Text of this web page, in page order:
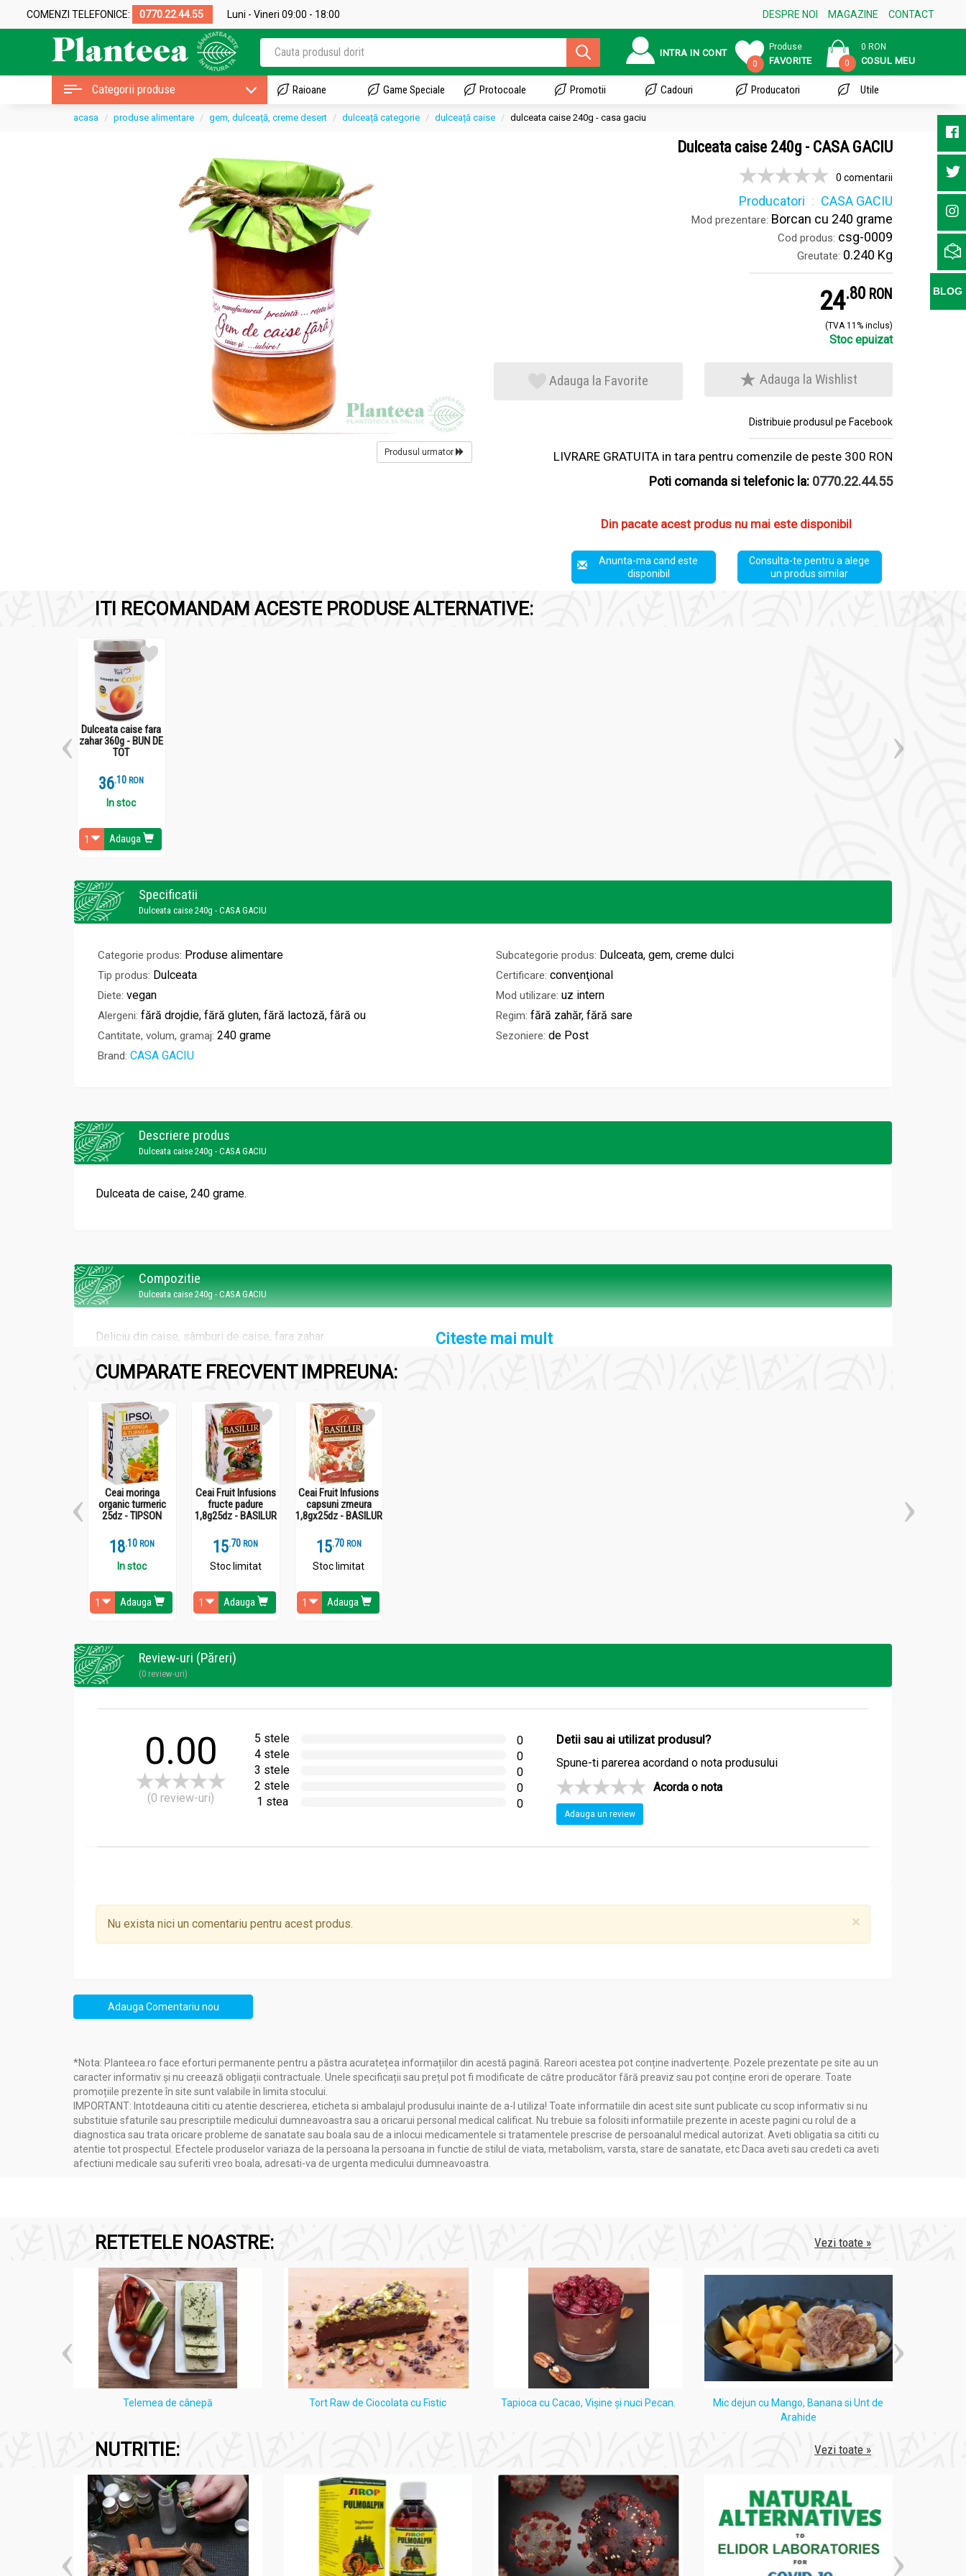
COMENZI TELEFONICE: 0770.22.44.55 Luni - Vineri 09:00 - 18:00 DESPRE NOI MAGAZINE CONTACT
INTRA IN CONT
0
Produse
FAVORITE 0
0 RON
COSUL MEU
Categorii produse Raioane Game Speciale Protocoale Promotii Cadouri Producatori Utile
acasa produse alimentare gem, dulceață, creme desert dulceață categorie dulceață caise dulceata caise 240g - casa gaciu
Produsul urmator
Dulceata caise 240g - CASA GACIU
0 comentarii
Producatori CASA GACIU
Mod prezentare: Borcan cu 240 grame
Cod produs: csg-0009
Greutate: 0.240 Kg
24.8 RON
(TVA 11% inclus)
Stoc epuizat
Adauga la Favorite Adauga la Wishlist
Distribuie produsul pe Facebook
LIVRARE GRATUITA in tara pentru comenzile de peste 300 RON
Poti comanda si telefonic la: 0770.22.44.55
Din pacate acest produs nu mai este disponibil
Anunta-ma cand este
disponibil
Consulta-te pentru a alege
un produs similar
ITI RECOMANDAM ACESTE PRODUSE ALTERNATIVE:
Dulceata caise fara
zahar 360g - BUN DE
TOT
36.1 RON
In stoc
Adauga
Specificatii
Dulceata caise 240g - CASA GACIU
Categorie produs: Produse alimentare Subcategorie produs: Dulceata, gem, creme dulci
Tip produs: Dulceata Certificare: convenţional
Diete: vegan Mod utilizare: uz intern
Alergeni: fără drojdie, fără gluten, fără lactoză, fără ou Regim: fără zahăr, fără sare
Cantitate, volum, gramaj: 240 grame Sezoniere: de Post
Brand: CASA GACIU
Descriere produs
Dulceata caise 240g - CASA GACIU
Dulceata de caise, 240 grame.
Compozitie
Dulceata caise 240g - CASA GACIU
Deliciu din caise, sâmburi de caise, fara zahar.
Recomandari
Dulceata caise 240g - CASA GACIU
Dupa deschidere a se pastra cu grija la rece.
Administrare
Citeste mai mult
CUMPARATE FRECVENT IMPREUNA:
Ceai moringa
organic turmeric
25dz - TIPSON
18.1 RON
In stoc
Adauga
Ceai Fruit Infusions
fructe padure
1,8g25dz - BASILUR
15.7 RON
Stoc limitat
Adauga
Ceai Fruit Infusions
capsuni zmeura
1,8gx25dz - BASILUR
15.7 RON
Stoc limitat
Adauga
Review-uri (Păreri)
(0 review-uri)
0.00
(0 review-uri)
5 stele
0
4 stele
0
3 stele
0
2 stele
0
1 stea
0
Detii sau ai utilizat produsul?
Spune-ti parerea acordand o nota produsului
Acorda o nota
Adauga un review
×
Nu exista nici un comentariu pentru acest produs.
Adauga Comentariu nou
*Nota: Planteea.ro face eforturi permanente pentru a păstra acuratețea informațiilor din acestă pagină. Rareori acestea pot conține inadvertențe. Pozele prezentate pe site au un
caracter informativ și nu creează obligații contractuale. Unele specificații sau prețul pot fi modificate de către producător fără preaviz sau pot conține erori de operare. Toate
promoțiile prezente în site sunt valabile în limita stocului.
IMPORTANT: Intotdeauna cititi cu atentie descrierea, eticheta si ambalajul produsului inainte de a-l utiliza! Toate informatiile din acest site sunt publicate cu scop informativ si nu
substituie sfaturile sau prescriptiile medicului dumneavoastra sau a oricarui personal medical calificat. Nu trebuie sa folositi informatiile prezente in aceste pagini cu rolul de a
diagnostica sau trata oricare probleme de sanatate sau boala sau de a inlocui medicamentele si tratamentele prescrise de persoanalul medical autorizat. Aveti obligatia sa cititi cu
atentie tot prospectul. Efectele produselor variaza de la persoana la persoana in functie de stilul de viata, metabolism, varsta, stare de sanatate, etc Daca aveti sau credeti ca aveti
afectiuni medicale sau suferiti vreo boala, adresati-va de urgenta medicului dumneavoastra.
RETETELE NOASTRE: Vezi toate »
Telemea de cânepă Tort Raw de Ciocolata cu Fistic Tapioca cu Cacao, Vişine şi nuci Pecan.
Mic dejun cu Mango, Banana si Unt de
Arahide
NUTRITIE: Vezi toate »
BLOG